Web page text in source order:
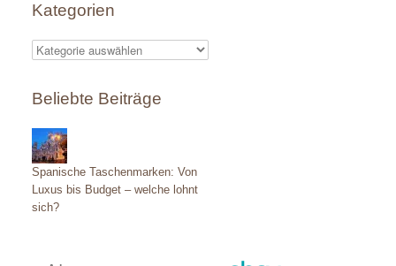
Kategorien
K
t
e
g
o
r
Beliebte Beiträge
Spanische Taschenmarken: Von
Luxus bis Budget – welche lohnt
sich?